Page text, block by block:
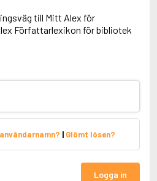
till Mitt Alex för
Författarlexikon för bibliotek
| Glömt lösen?
Logga in